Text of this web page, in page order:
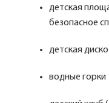
детская
безопасное
детская
водные горки